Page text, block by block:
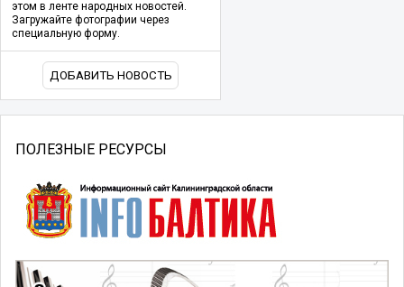
этом в ленте народных новостей.
Загружайте фотографии через
специальную форму.
ДОБАВИТЬ НОВОСТЬ
ПОЛЕЗНЫЕ РЕСУРСЫ